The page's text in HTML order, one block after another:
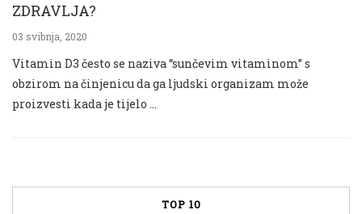
ZDRAVLJA?
03 svibnja, 2020
Vitamin D3 često se naziva “sunčevim vitaminom” s
obzirom na činjenicu da ga ljudski organizam može
proizvesti kada je tijelo …
TOP 10